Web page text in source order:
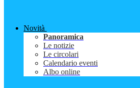
Novità
Panoramica
Le notizie
Le circolari
Calendario eventi
Albo online